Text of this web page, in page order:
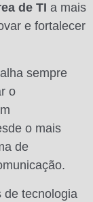
de TI a mais
e fortalecer
sempre
o
o mais
de
de tecnologia